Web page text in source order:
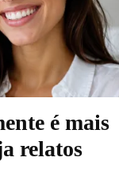
é mais
relatos